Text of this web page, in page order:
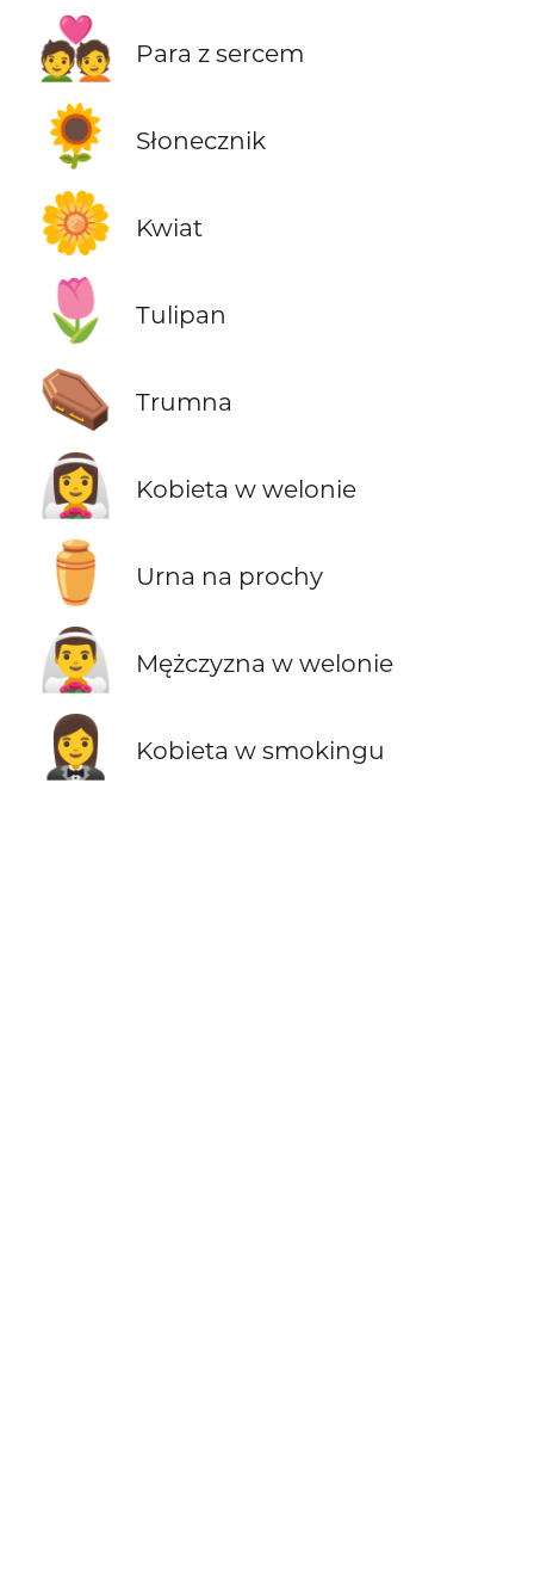
💑 Para z sercem
🌻 Słonecznik
🌼 Kwiat
🌷 Tulipan
⚰️ Trumna
👰‍♀️ Kobieta w welonie
⚱️ Urna na prochy
👰‍♂️ Mężczyzna w welonie
🤵‍♀️ Kobieta w smokingu